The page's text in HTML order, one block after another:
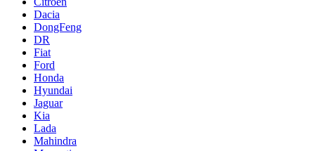
Dacia
DongFeng
DR
Fiat
Ford
Honda
Hyundai
Jaguar
Kia
Lada
Mahindra